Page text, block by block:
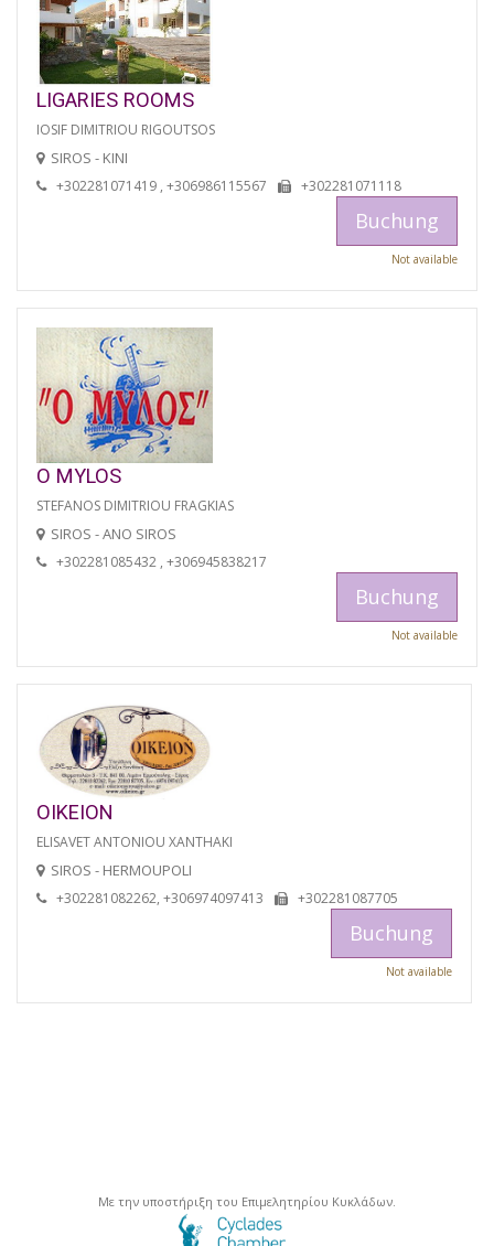
LIGARIES ROOMS
IOSIF DIMITRIOU RIGOUTSOS
SIROS - KINI
+302281071419 , +306986115567 +302281071118
Buchung
Not available
O MYLOS
STEFANOS DIMITRIOU FRAGKIAS
SIROS - ANO SIROS
+302281085432 , +306945838217
Buchung
Not available
OIKEION
ELISAVET ANTONIOU XANTHAKI
SIROS - HERMOUPOLI
+302281082262, +306974097413 +302281087705
Buchung
Not available
Με την υποστήριξη του Επιμελητηρίου Κυκλάδων.